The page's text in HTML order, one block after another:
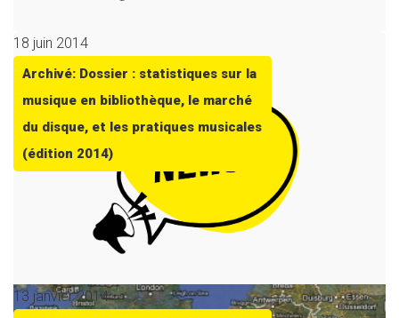
18 juin 2014
Archivé: Dossier : statistiques sur la
musique en bibliothèque, le marché
du disque, et les pratiques musicales
(édition 2014)
13 janvier 2014